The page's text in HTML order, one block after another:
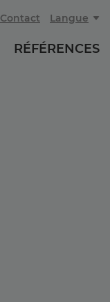
Contact Langue
RÉFÉRENCES